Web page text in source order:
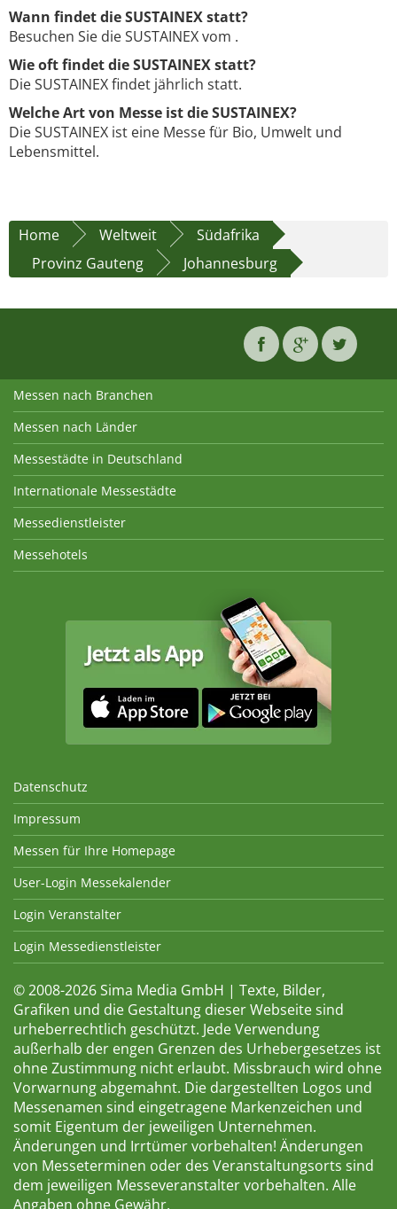
Wann findet die SUSTAINEX statt?
Besuchen Sie die SUSTAINEX vom .
Wie oft findet die SUSTAINEX statt?
Die SUSTAINEX findet jährlich statt.
Welche Art von Messe ist die SUSTAINEX?
Die SUSTAINEX ist eine Messe für Bio, Umwelt und
Lebensmittel.
Home Weltweit
Südafrika
Provinz Gauteng
Johannesburg
Messen nach Branchen
Messen nach Länder
Messestädte in Deutschland
Internationale Messestädte
Messedienstleister
Messehotels
Datenschutz
Impressum
Messen für Ihre Homepage
User-Login Messekalender
Login Veranstalter
Login Messedienstleister
© 2008-2026 Sima Media GmbH | Texte, Bilder,
Grafiken und die Gestaltung dieser Webseite sind
urheberrechtlich geschützt. Jede Verwendung
außerhalb der engen Grenzen des Urhebergesetzes ist
ohne Zustimmung nicht erlaubt. Missbrauch wird ohne
Vorwarnung abgemahnt. Die dargestellten Logos und
Messenamen sind eingetragene Markenzeichen und
somit Eigentum der jeweiligen Unternehmen.
Änderungen und Irrtümer vorbehalten! Änderungen
von Messeterminen oder des Veranstaltungsorts sind
dem jeweiligen Messeveranstalter vorbehalten. Alle
Angaben ohne Gewähr.